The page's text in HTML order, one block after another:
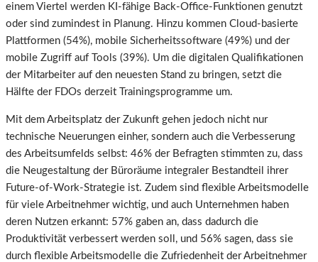
einem Viertel werden KI-fähige Back-Office-Funktionen genutzt
oder sind zumindest in Planung. Hinzu kommen Cloud-basierte
Plattformen (54%), mobile Sicherheitssoftware (49%) und der
mobile Zugriff auf Tools (39%). Um die digitalen Qualifikationen
der Mitarbeiter auf den neuesten Stand zu bringen, setzt die
Hälfte der FDOs derzeit Trainingsprogramme um.
Mit dem Arbeitsplatz der Zukunft gehen jedoch nicht nur
technische Neuerungen einher, sondern auch die Verbesserung
des Arbeitsumfelds selbst: 46% der Befragten stimmten zu, dass
die Neugestaltung der Büroräume integraler Bestandteil ihrer
Future-of-Work-Strategie ist. Zudem sind flexible Arbeitsmodelle
für viele Arbeitnehmer wichtig, und auch Unternehmen haben
deren Nutzen erkannt: 57% gaben an, dass dadurch die
Produktivität verbessert werden soll, und 56% sagen, dass sie
durch flexible Arbeitsmodelle die Zufriedenheit der Arbeitnehmer